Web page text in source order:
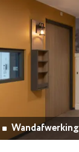
Wandafwerking